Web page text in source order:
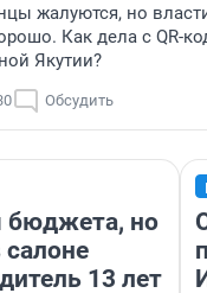
жалуются, но
Как дела с QR-
Якутии?
Обсудить
бюджета, но
13 лет